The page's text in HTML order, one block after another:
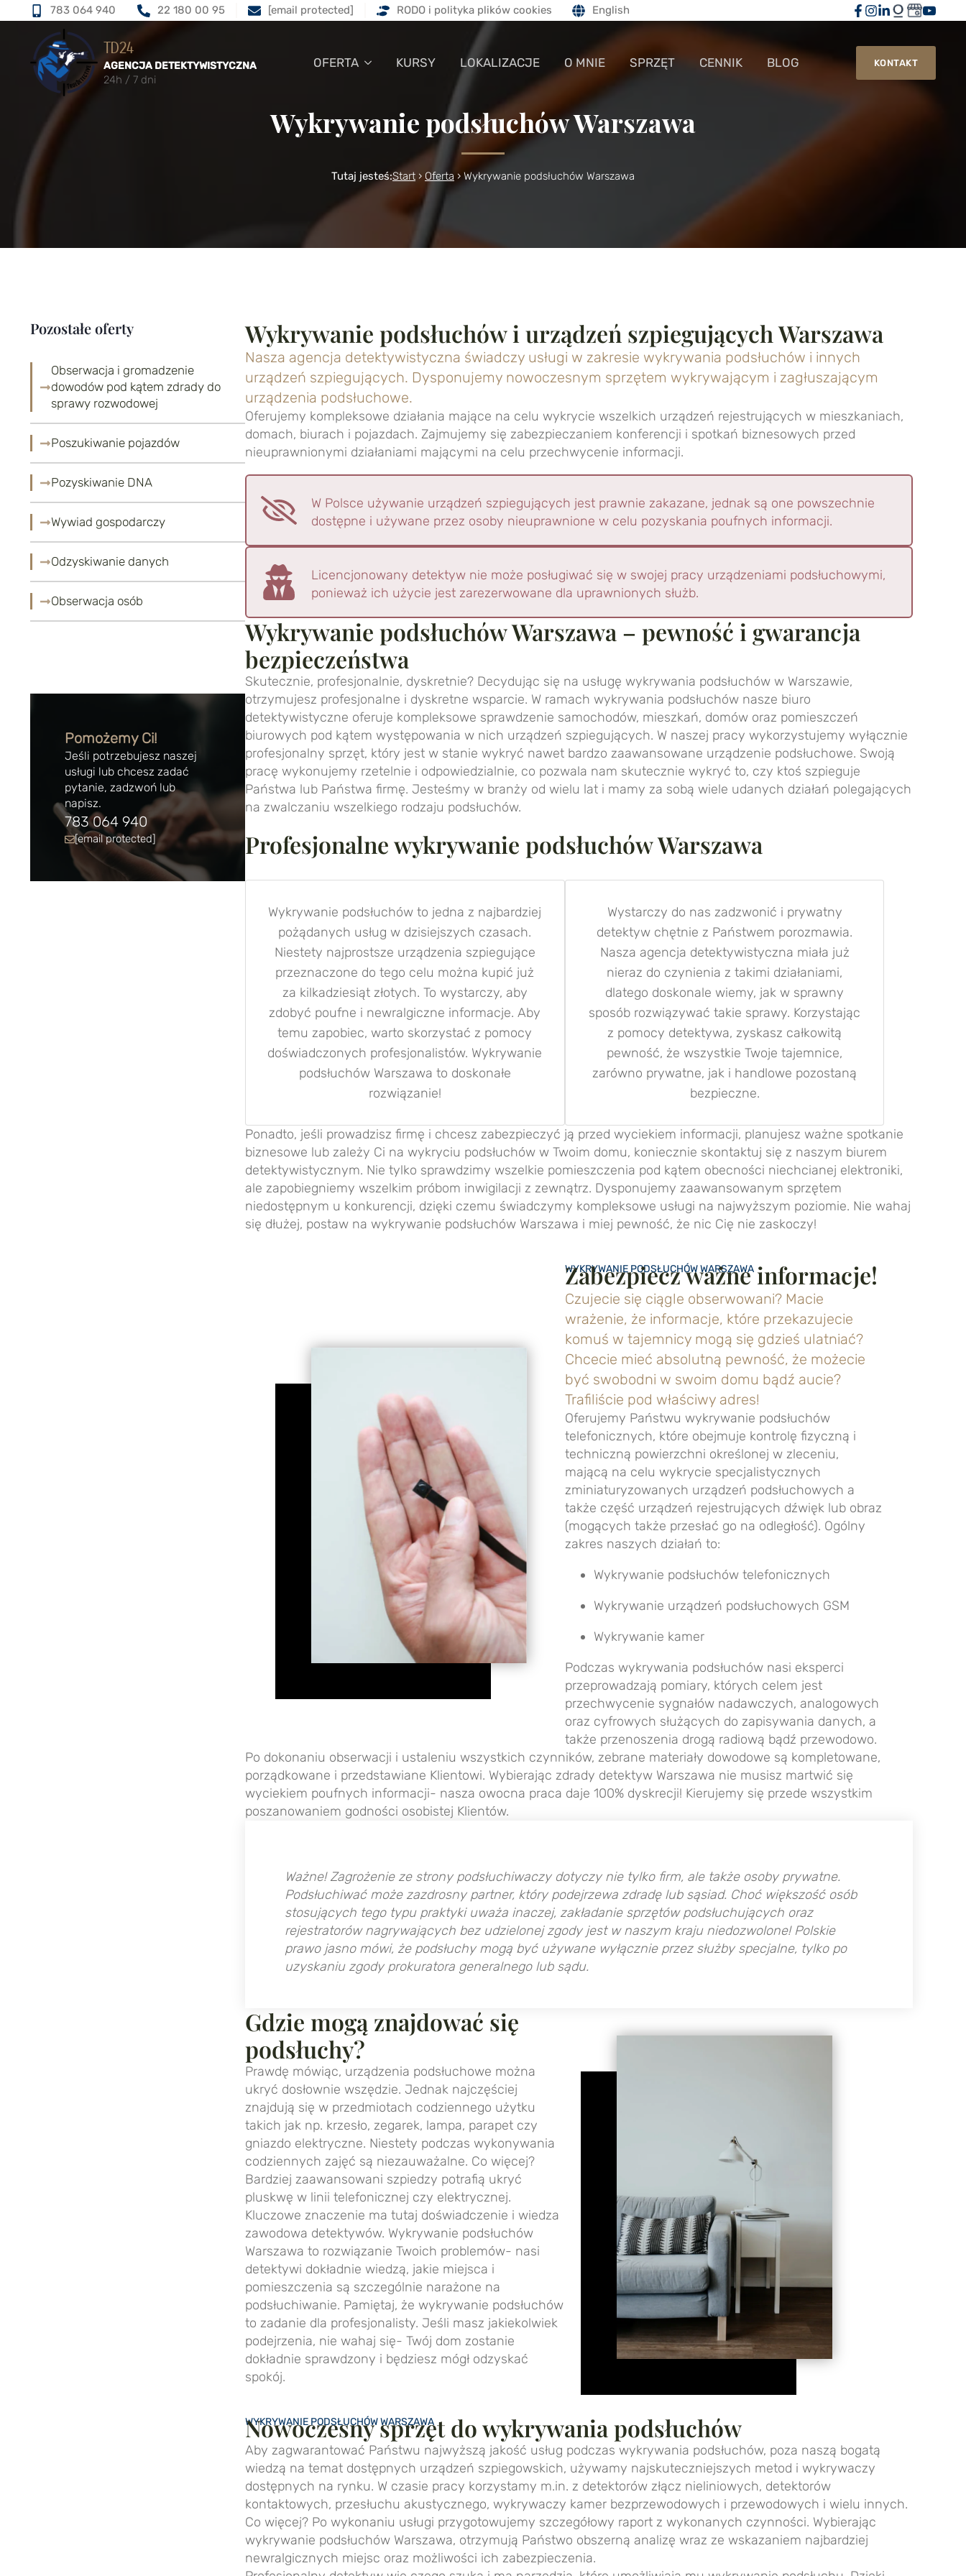
783 064 940 22 180 00 95 [email protected] RODO i polityka plików cookies English
TD24
AGENCJA DETEKTYWISTYCZNA
24h / 7 dni
OFERTA KURSY LOKALIZACJE O MNIE SPRZĘT CENNIK BLOG KONTAKT
Wykrywanie podsłuchów Warszawa
Tutaj jesteś:Start › Oferta › Wykrywanie podsłuchów Warszawa
Pozostałe oferty
Obserwacja i gromadzenie
dowodów pod kątem zdrady do
sprawy rozwodowej
Poszukiwanie pojazdów
Pozyskiwanie DNA
Wywiad gospodarczy
Odzyskiwanie danych
Obserwacja osób
Pomożemy Ci!
Jeśli potrzebujesz naszej
usługi lub chcesz zadać
pytanie, zadzwoń lub
napisz.
783 064 940
[email protected]
Wykrywanie podsłuchów i urządzeń szpiegujących Warszawa
Nasza agencja detektywistyczna świadczy usługi w zakresie wykrywania podsłuchów i innych
urządzeń szpiegujących. Dysponujemy nowoczesnym sprzętem wykrywającym i zagłuszającym
urządzenia podsłuchowe.
Oferujemy kompleksowe działania mające na celu wykrycie wszelkich urządzeń rejestrujących w mieszkaniach,
domach, biurach i pojazdach. Zajmujemy się zabezpieczaniem konferencji i spotkań biznesowych przed
nieuprawnionymi działaniami mającymi na celu przechwycenie informacji.
W Polsce używanie urządzeń szpiegujących jest prawnie zakazane, jednak są one powszechnie
dostępne i używane przez osoby nieuprawnione w celu pozyskania poufnych informacji.
Licencjonowany detektyw nie może posługiwać się w swojej pracy urządzeniami podsłuchowymi,
ponieważ ich użycie jest zarezerwowane dla uprawnionych służb.
Wykrywanie podsłuchów Warszawa – pewność i gwarancja
bezpieczeństwa
Skutecznie, profesjonalnie, dyskretnie? Decydując się na usługę wykrywania podsłuchów w Warszawie,
otrzymujesz profesjonalne i dyskretne wsparcie. W ramach wykrywania podsłuchów nasze biuro
detektywistyczne oferuje kompleksowe sprawdzenie samochodów, mieszkań, domów oraz pomieszczeń
biurowych pod kątem występowania w nich urządzeń szpiegujących. W naszej pracy wykorzystujemy wyłącznie
profesjonalny sprzęt, który jest w stanie wykryć nawet bardzo zaawansowane urządzenie podsłuchowe. Swoją
pracę wykonujemy rzetelnie i odpowiedzialnie, co pozwala nam skutecznie wykryć to, czy ktoś szpieguje
Państwa lub Państwa firmę. Jesteśmy w branży od wielu lat i mamy za sobą wiele udanych działań polegających
na zwalczaniu wszelkiego rodzaju podsłuchów.
Profesjonalne wykrywanie podsłuchów Warszawa
Wykrywanie podsłuchów to jedna z najbardziej
pożądanych usług w dzisiejszych czasach.
Niestety najprostsze urządzenia szpiegujące
przeznaczone do tego celu można kupić już
za kilkadziesiąt złotych. To wystarczy, aby
zdobyć poufne i newralgiczne informacje. Aby
temu zapobiec, warto skorzystać z pomocy
doświadczonych profesjonalistów. Wykrywanie
podsłuchów Warszawa to doskonałe
rozwiązanie!
Wystarczy do nas zadzwonić i prywatny
detektyw chętnie z Państwem porozmawia.
Nasza agencja detektywistyczna miała już
nieraz do czynienia z takimi działaniami,
dlatego doskonale wiemy, jak w sprawny
sposób rozwiązywać takie sprawy. Korzystając
z pomocy detektywa, zyskasz całkowitą
pewność, że wszystkie Twoje tajemnice,
zarówno prywatne, jak i handlowe pozostaną
bezpieczne.
Ponadto, jeśli prowadzisz firmę i chcesz zabezpieczyć ją przed wyciekiem informacji, planujesz ważne spotkanie
biznesowe lub zależy Ci na wykryciu podsłuchów w Twoim domu, koniecznie skontaktuj się z naszym biurem
detektywistycznym. Nie tylko sprawdzimy wszelkie pomieszczenia pod kątem obecności niechcianej elektroniki,
ale zapobiegniemy wszelkim próbom inwigilacji z zewnątrz. Dysponujemy zaawansowanym sprzętem
niedostępnym u konkurencji, dzięki czemu świadczymy kompleksowe usługi na najwyższym poziomie. Nie wahaj
się dłużej, postaw na wykrywanie podsłuchów Warszawa i miej pewność, że nic Cię nie zaskoczy!
WYKRYWANIE PODSŁUCHÓW WARSZAWA
Zabezpiecz ważne informacje!
Czujecie się ciągle obserwowani? Macie
wrażenie, że informacje, które przekazujecie
komuś w tajemnicy mogą się gdzieś ulatniać?
Chcecie mieć absolutną pewność, że możecie
być swobodni w swoim domu bądź aucie?
Trafiliście pod właściwy adres!
Oferujemy Państwu wykrywanie podsłuchów
telefonicznych, które obejmuje kontrolę fizyczną i
techniczną powierzchni określonej w zleceniu,
mającą na celu wykrycie specjalistycznych
zminiaturyzowanych urządzeń podsłuchowych a
także część urządzeń rejestrujących dźwięk lub obraz
(mogących także przesłać go na odległość). Ogólny
zakres naszych działań to:
Wykrywanie podsłuchów telefonicznych
Wykrywanie urządzeń podsłuchowych GSM
Wykrywanie kamer
Podczas wykrywania podsłuchów nasi eksperci
przeprowadzają pomiary, których celem jest
przechwycenie sygnałów nadawczych, analogowych
oraz cyfrowych służących do zapisywania danych, a
także przenoszenia drogą radiową bądź przewodowo.
Po dokonaniu obserwacji i ustaleniu wszystkich czynników, zebrane materiały dowodowe są kompletowane,
porządkowane i przedstawiane Klientowi. Wybierając zdrady detektyw Warszawa nie musisz martwić się
wyciekiem poufnych informacji- nasza owocna praca daje 100% dyskrecji! Kierujemy się przede wszystkim
poszanowaniem godności osobistej Klientów.
Ważne! Zagrożenie ze strony podsłuchiwaczy dotyczy nie tylko firm, ale także osoby prywatne.
Podsłuchiwać może zazdrosny partner, który podejrzewa zdradę lub sąsiad. Choć większość osób
stosujących tego typu praktyki uważa inaczej, zakładanie sprzętów podsłuchujących oraz
rejestratorów nagrywających bez udzielonej zgody jest w naszym kraju niedozwolone! Polskie
prawo jasno mówi, że podsłuchy mogą być używane wyłącznie przez służby specjalne, tylko po
uzyskaniu zgody prokuratora generalnego lub sądu.
Gdzie mogą znajdować się
podsłuchy?
Prawdę mówiąc, urządzenia podsłuchowe można
ukryć dosłownie wszędzie. Jednak najczęściej
znajdują się w przedmiotach codziennego użytku
takich jak np. krzesło, zegarek, lampa, parapet czy
gniazdo elektryczne. Niestety podczas wykonywania
codziennych zajęć są niezauważalne. Co więcej?
Bardziej zaawansowani szpiedzy potrafią ukryć
pluskwę w linii telefonicznej czy elektrycznej.
Kluczowe znaczenie ma tutaj doświadczenie i wiedza
zawodowa detektywów. Wykrywanie podsłuchów
Warszawa to rozwiązanie Twoich problemów- nasi
detektywi dokładnie wiedzą, jakie miejsca i
pomieszczenia są szczególnie narażone na
podsłuchiwanie. Pamiętaj, że wykrywanie podsłuchów
to zadanie dla profesjonalisty. Jeśli masz jakiekolwiek
podejrzenia, nie wahaj się- Twój dom zostanie
dokładnie sprawdzony i będziesz mógł odzyskać
spokój.
WYKRYWANIE PODSŁUCHÓW WARSZAWA
Nowoczesny sprzęt do wykrywania podsłuchów
Aby zagwarantować Państwu najwyższą jakość usług podczas wykrywania podsłuchów, poza naszą bogatą
wiedzą na temat dostępnych urządzeń szpiegowskich, używamy najskuteczniejszych metod i wykrywaczy
dostępnych na rynku. W czasie pracy korzystamy m.in. z detektorów złącz nieliniowych, detektorów
kontaktowych, przesłuchu akustycznego, wykrywaczy kamer bezprzewodowych i przewodowych i wielu innych.
Co więcej? Po wykonaniu usługi przygotowujemy szczegółowy raport z wykonanych czynności. Wybierając
wykrywanie podsłuchów Warszawa, otrzymują Państwo obszerną analizę wraz ze wskazaniem najbardziej
newralgicznych miejsc oraz możliwości ich zabezpieczenia.